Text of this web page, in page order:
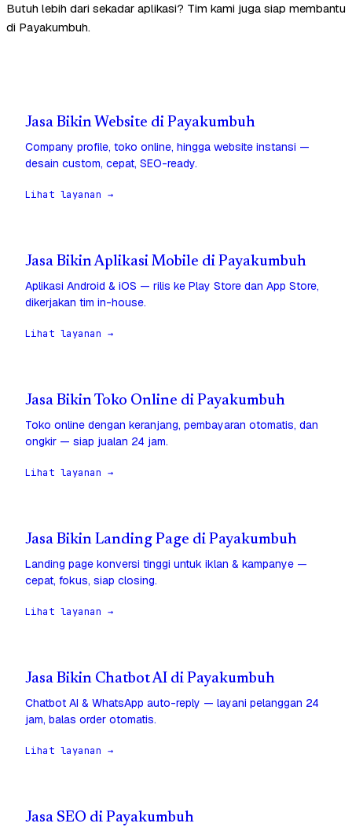
Butuh lebih dari sekadar aplikasi? Tim kami juga siap membantu
di Payakumbuh.
Jasa Bikin Website di Payakumbuh
Company profile, toko online, hingga website instansi —
desain custom, cepat, SEO-ready.
Lihat layanan →
Jasa Bikin Aplikasi Mobile di Payakumbuh
Aplikasi Android & iOS — rilis ke Play Store dan App Store,
dikerjakan tim in-house.
Lihat layanan →
Jasa Bikin Toko Online di Payakumbuh
Toko online dengan keranjang, pembayaran otomatis, dan
ongkir — siap jualan 24 jam.
Lihat layanan →
Jasa Bikin Landing Page di Payakumbuh
Landing page konversi tinggi untuk iklan & kampanye —
cepat, fokus, siap closing.
Lihat layanan →
Jasa Bikin Chatbot AI di Payakumbuh
Chatbot AI & WhatsApp auto-reply — layani pelanggan 24
jam, balas order otomatis.
Lihat layanan →
Jasa SEO di Payakumbuh